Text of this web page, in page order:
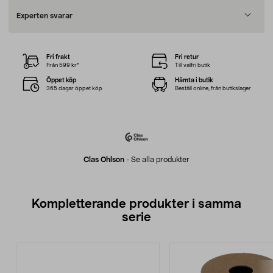
Experten svarar
Clas Ohlson - Se alla produkter
Fri frakt
Från 599 kr*
Fri retur
Till valfri butik
Öppet köp
365 dagar öppet köp
Hämta i butik
Beställ online, från butikslager
Kompletterande produkter i samma
serie